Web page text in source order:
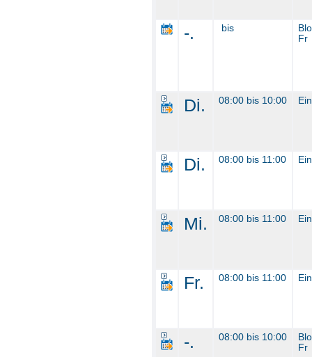
-. bis
Fr
Di. 08:00 bis 10:00
Di. 08:00 bis 11:00
Mi. 08:00 bis 11:00
Fr. 08:00 bis 11:00
-. 08:00 bis 10:00
Fr